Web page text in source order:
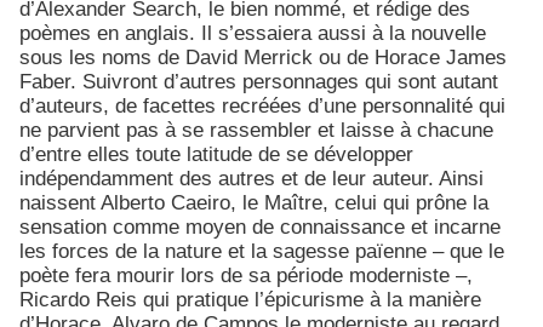
d’Alexander Search, le bien nommé, et rédige des
poèmes en anglais. Il s’essaiera aussi à la nouvelle
sous les noms de David Merrick ou de Horace James
Faber. Suivront d’autres personnages qui sont autant
d’auteurs, de facettes recréées d’une personnalité qui
ne parvient pas à se rassembler et laisse à chacune
d’entre elles toute latitude de se développer
indépendamment des autres et de leur auteur. Ainsi
naissent Alberto Caeiro, le Maître, celui qui prône la
sensation comme moyen de connaissance et incarne
les forces de la nature et la sagesse païenne – que le
poète fera mourir lors de sa période moderniste –,
Ricardo Reis qui pratique l’épicurisme à la manière